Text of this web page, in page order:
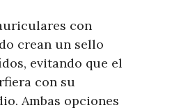
con
crean un sello
evitando que el
con su
Ambas opciones